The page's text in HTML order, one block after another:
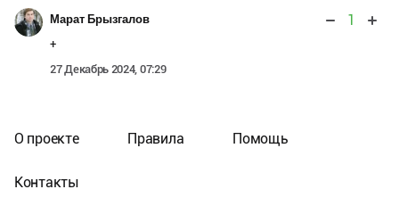
Марат Брызгалов 1
+
27 Декабрь 2024, 07:29
О проекте Правила Помощь
Контакты